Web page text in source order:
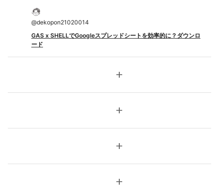
@dekopon21020014
GAS x SHELLでGoogleスプレッドシートを効率的に？ダウンロ
ード
add
add
add
add